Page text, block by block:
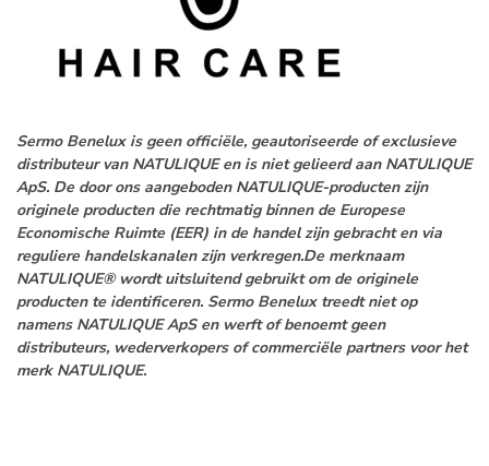
Sermo Benelux is geen officiële, geautoriseerde of exclusieve
distributeur van NATULIQUE en is niet gelieerd aan NATULIQUE
ApS. De door ons aangeboden NATULIQUE-producten zijn
originele producten die rechtmatig binnen de Europese
Economische Ruimte (EER) in de handel zijn gebracht en via
reguliere handelskanalen zijn verkregen.De merknaam
NATULIQUE® wordt uitsluitend gebruikt om de originele
producten te identificeren. Sermo Benelux treedt niet op
namens NATULIQUE ApS en werft of benoemt geen
distributeurs, wederverkopers of commerciële partners voor het
merk NATULIQUE.